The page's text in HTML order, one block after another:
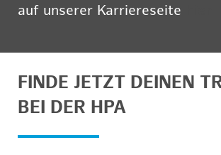
auf unserer Karriereseite
FINDE JETZT DEINEN
BEI DER HPA